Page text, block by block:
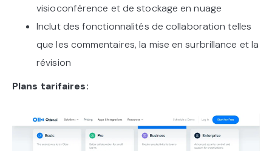
visioconférence et de stockage en nuage
Inclut des fonctionnalités de collaboration telles
que les commentaires, la mise en surbrillance et la
révision
Plans tarifaires: